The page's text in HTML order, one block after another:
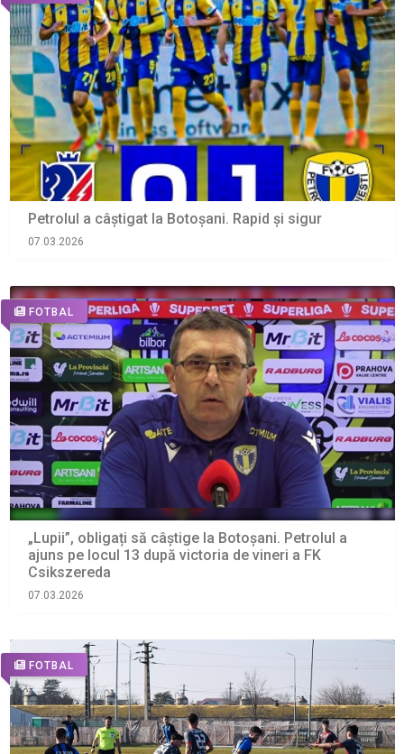
Petrolul a câștigat la Botoșani. Rapid și sigur
07.03.2026
FOTBAL
„Lupii”, obligați să câștige la Botoșani. Petrolul a
ajuns pe locul 13 după victoria de vineri a FK
Csikszereda
07.03.2026
FOTBAL